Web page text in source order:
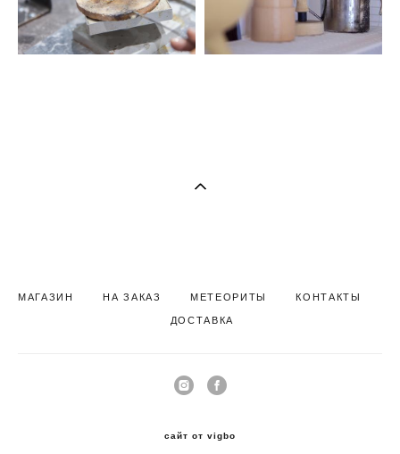
МАГАЗИН НА ЗАКАЗ МЕТЕОРИТЫ КОНТАКТЫ
ДОСТАВКА
сайт от vigbo